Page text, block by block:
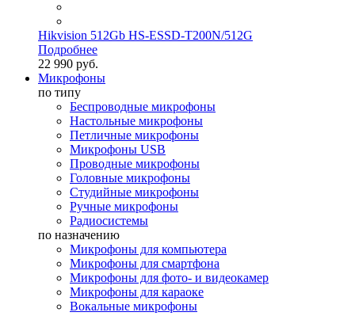
Hikvision 512Gb HS-ESSD-T200N/512G
Подробнее
22 990 руб.
Микрофоны
по типу
Беспроводные микрофоны
Настольные микрофоны
Петличные микрофоны
Микрофоны USB
Проводные микрофоны
Головные микрофоны
Студийные микрофоны
Ручные микрофоны
Радиосистемы
по назначению
Микрофоны для компьютера
Микрофоны для смартфона
Микрофоны для фото- и видеокамер
Микрофоны для караоке
Вокальные микрофоны